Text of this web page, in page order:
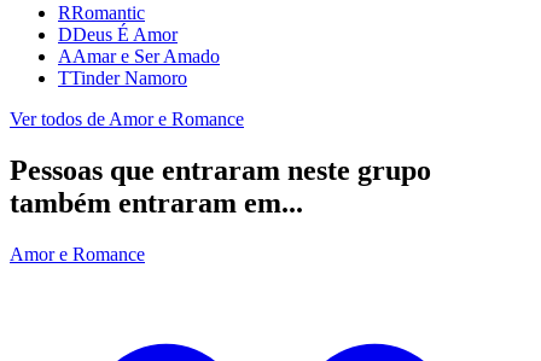
RRomantic
DDeus É Amor
AAmar e Ser Amado
TTinder Namoro
Ver todos de Amor e Romance
Pessoas que entraram neste grupo
também entraram em...
Amor e Romance